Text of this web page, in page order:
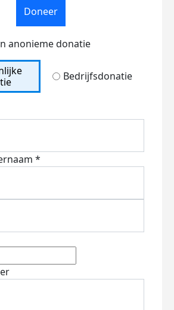
Doneer
anonieme donatie
Bedrijfsdonatie
*